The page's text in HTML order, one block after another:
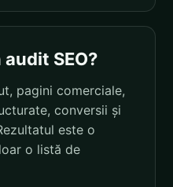
SEO?
pagini comerciale,
conversii și
este o
o listă de